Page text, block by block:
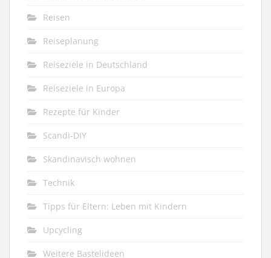
Reisen
Reiseplanung
Reiseziele in Deutschland
Reiseziele in Europa
Rezepte für Kinder
Scandi-DIY
Skandinavisch wohnen
Technik
Tipps für Eltern: Leben mit Kindern
Upcycling
Weitere Bastelideen